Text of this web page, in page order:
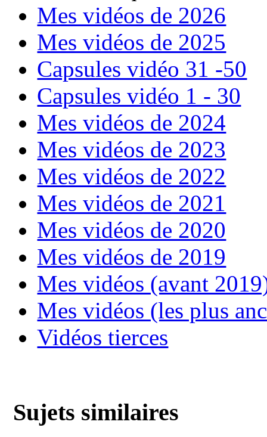
Mes vidéos de 2026
Mes vidéos de 2025
Capsules vidéo 31 -50
Capsules vidéo 1 - 30
Mes vidéos de 2024
Mes vidéos de 2023
Mes vidéos de 2022
Mes vidéos de 2021
Mes vidéos de 2020
Mes vidéos de 2019
Mes vidéos (avant
Mes vidéos (les plus
Vidéos tierces
Sujets similaires